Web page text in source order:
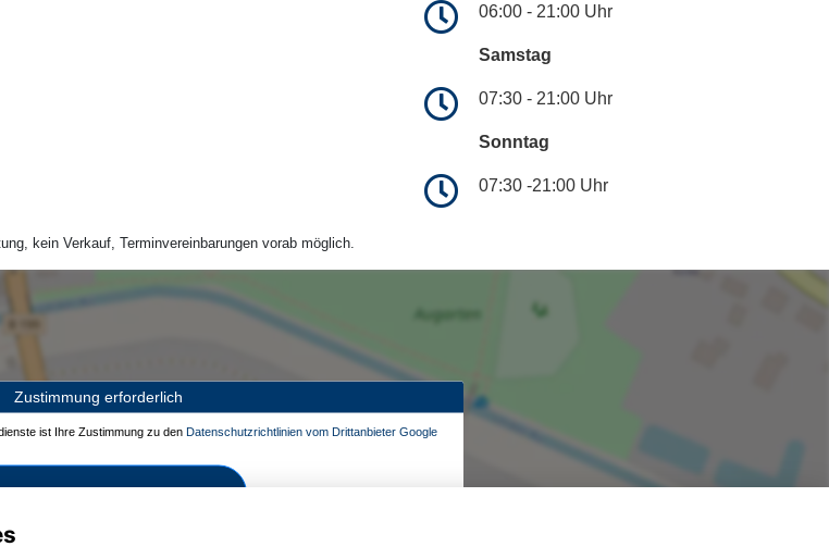
06:00 - 21:00 Uhr
Samstag
07:30 - 21:00 Uhr
Sonntag
07:30 -21:00 Uhr
kein Verkauf, Terminvereinbarungen vorab möglich.
Zustimmung erforderlich
ist Ihre Zustimmung zu den Datenschutzrichtlinien vom Drittanbieter Google
Zustimmen und aktivieren